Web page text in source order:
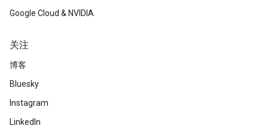
Google Cloud & NVIDIA
关注
博客
Bluesky
Instagram
LinkedIn